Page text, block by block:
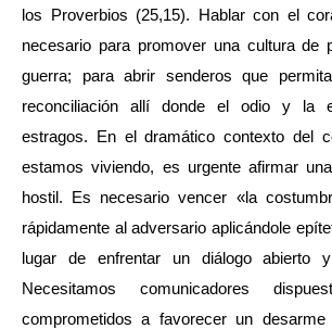
los Proverbios (25,15). Hablar con el
necesario para promover una cultura de
guerra; para abrir senderos que
reconciliación allí donde el odio y la
estragos. En el dramático contexto del
estamos viviendo, es urgente afirmar
hostil. Es necesario vencer «la
rápidamente al adversario aplicándole
lugar de enfrentar un diálogo abierto
Necesitamos comunicadores
comprometidos a favorecer un